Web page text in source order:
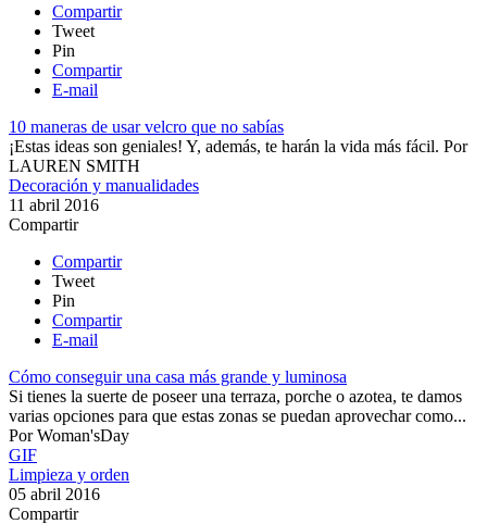
Compartir
Tweet
Pin
Compartir
E-mail
10 maneras de usar velcro que no sabías
¡Estas ideas son geniales! Y, además, te harán la vida más fácil. Por
LAUREN SMITH
Decoración y manualidades
11 abril 2016
Compartir
Compartir
Tweet
Pin
Compartir
E-mail
Cómo conseguir una casa más grande y luminosa
Si tienes la suerte de poseer una terraza, porche o azotea, te damos
varias opciones para que estas zonas se puedan aprovechar como...
PorWoman'sDay
GIF
Limpieza y orden
05 abril 2016
Compartir